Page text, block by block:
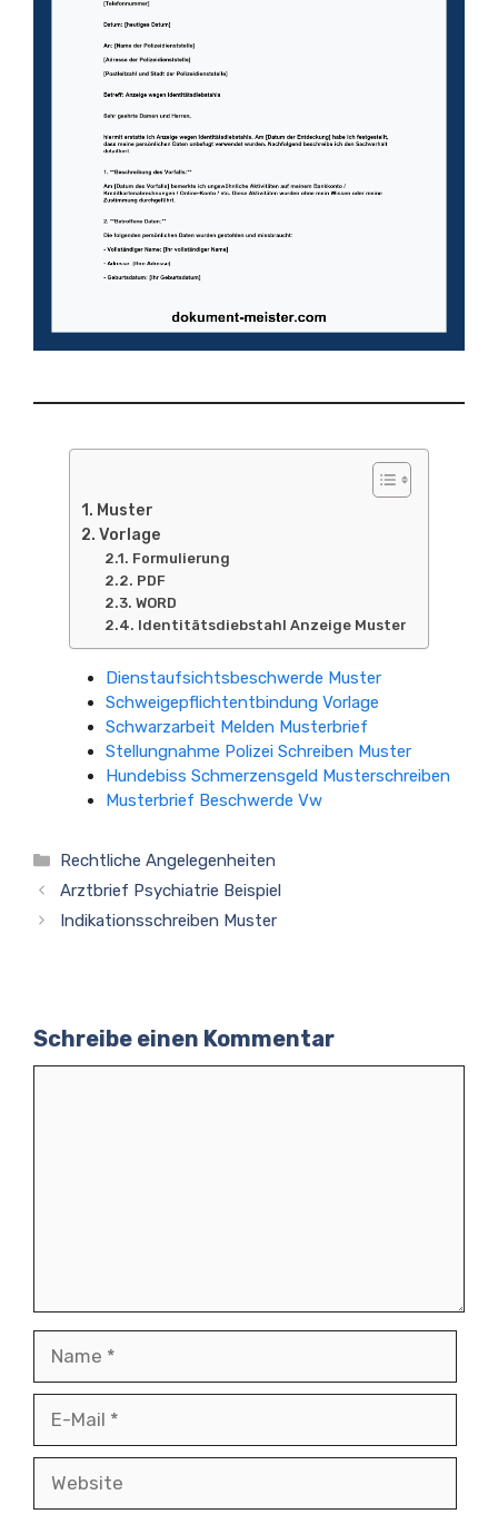
Muster
Vorlage
Formulierung
PDF
WORD
Identitätsdiebstahl Anzeige Muster
Dienstaufsichtsbeschwerde Muster
Schweigepflichtentbindung Vorlage
Schwarzarbeit Melden Musterbrief
Stellungnahme Polizei Schreiben Muster
Hundebiss Schmerzensgeld Musterschreiben
Musterbrief Beschwerde Vw
Kategorien
Rechtliche Angelegenheiten
Arztbrief Psychiatrie Beispiel
Indikationsschreiben Muster
Schreibe einen Kommentar
Mail